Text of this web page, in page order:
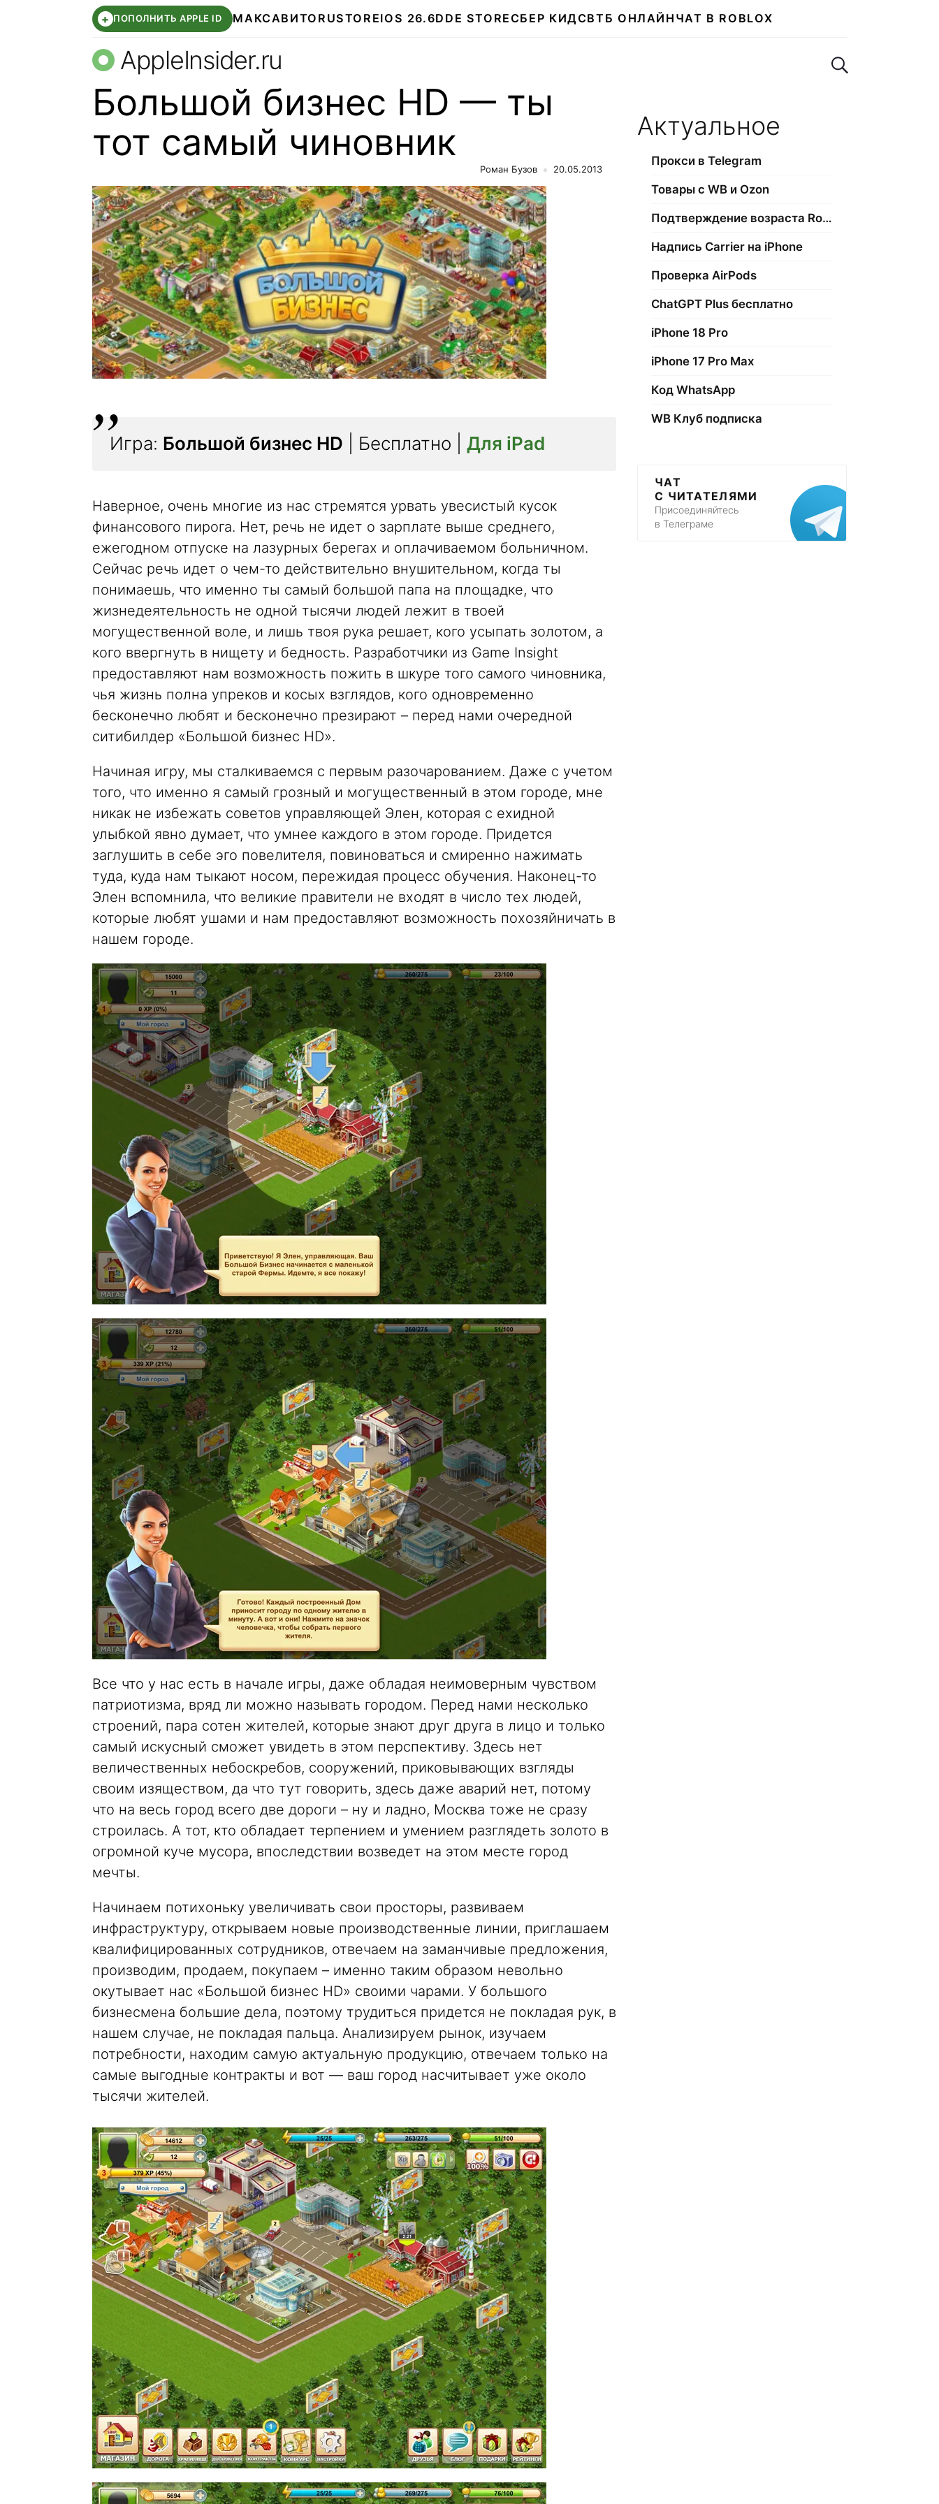
+ ПОПОЛНИТЬ APPLE ID МАКСАВИТО RUSTOREIOS 26.6DDE STORE СБЕР КИДСВТБ ОНЛАЙН ЧАТ В ROBLOX
AppleInsider.ru Поиск по сайту
Большой бизнес HD — ты
тот самый чиновник
Роман Бузов 20.05.2013
Игра: Большой бизнес HD | Бесплатно | Для iPad
Наверное, очень многие из нас стремятся урвать увесистый кусок
финансового пирога. Нет, речь не идет о зарплате выше среднего,
ежегодном отпуске на лазурных берегах и оплачиваемом больничном.
Сейчас речь идет о чем-то действительно внушительном, когда ты
понимаешь, что именно ты самый большой папа на площадке, что
жизнедеятельность не одной тысячи людей лежит в твоей
могущественной воле, и лишь твоя рука решает, кого усыпать золотом, а
кого ввергнуть в нищету и бедность. Разработчики из Game Insight
предоставляют нам возможность пожить в шкуре того самого чиновника,
чья жизнь полна упреков и косых взглядов, кого одновременно
бесконечно любят и бесконечно презирают – перед нами очередной
ситибилдер «Большой бизнес HD».
Начиная игру, мы сталкиваемся с первым разочарованием. Даже с учетом
того, что именно я самый грозный и могущественный в этом городе, мне
никак не избежать советов управляющей Элен, которая с ехидной
улыбкой явно думает, что умнее каждого в этом городе. Придется
заглушить в себе эго повелителя, повиноваться и смиренно нажимать
туда, куда нам тыкают носом, пережидая процесс обучения. Наконец-то
Элен вспомнила, что великие правители не входят в число тех людей,
которые любят ушами и нам предоставляют возможность похозяйничать в
нашем городе.
Все что у нас есть в начале игры, даже обладая неимоверным чувством
патриотизма, вряд ли можно называть городом. Перед нами несколько
строений, пара сотен жителей, которые знают друг друга в лицо и только
самый искусный сможет увидеть в этом перспективу. Здесь нет
величественных небоскребов, сооружений, приковывающих взгляды
своим изяществом, да что тут говорить, здесь даже аварий нет, потому
что на весь город всего две дороги – ну и ладно, Москва тоже не сразу
строилась. А тот, кто обладает терпением и умением разглядеть золото в
огромной куче мусора, впоследствии возведет на этом месте город
мечты.
Начинаем потихоньку увеличивать свои просторы, развиваем
инфраструктуру, открываем новые производственные линии, приглашаем
квалифицированных сотрудников, отвечаем на заманчивые предложения,
производим, продаем, покупаем – именно таким образом невольно
окутывает нас «Большой бизнес HD» своими чарами. У большого
бизнесмена большие дела, поэтому трудиться придется не покладая рук, в
нашем случае, не покладая пальца. Анализируем рынок, изучаем
потребности, находим самую актуальную продукцию, отвечаем только на
самые выгодные контракты и вот — ваш город насчитывает уже около
тысячи жителей.
Актуальное
Прокси в Telegram
Товары с WB и Ozon
Подтверждение возраста Roblox
Надпись Carrier на iPhone
Проверка AirPods
ChatGPT Plus бесплатно
iPhone 18 Pro
iPhone 17 Pro Max
Код WhatsApp
WB Клуб подписка
ЧАТ
С ЧИТАТЕЛЯМИ
Присоединяйтесь
в Телеграме